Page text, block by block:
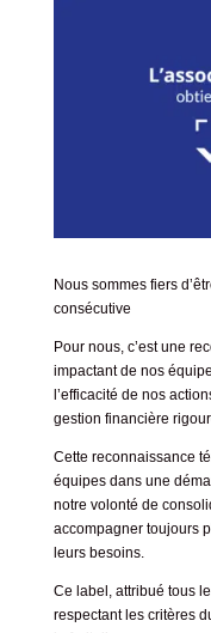
Nous sommes fiers
consécutive
Pour nous, c’est une
impactant de nos
l’efficacité de nos
gestion financière
Cette reconnaissance
équipes dans une
notre volonté de
accompagner toujours
leurs besoins.
Ce label, attribué tous
respectant les critères